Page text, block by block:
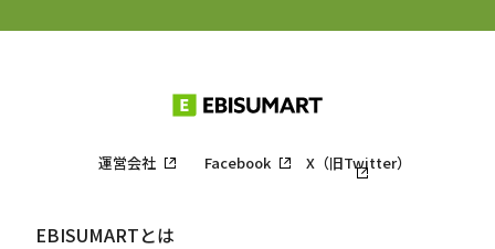
運営会社 Facebook X（旧Twitter）
EBISUMARTとは